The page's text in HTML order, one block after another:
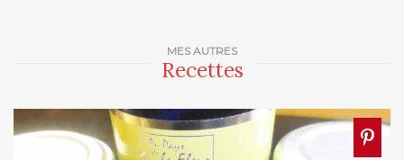
MES AUTRES
Recettes